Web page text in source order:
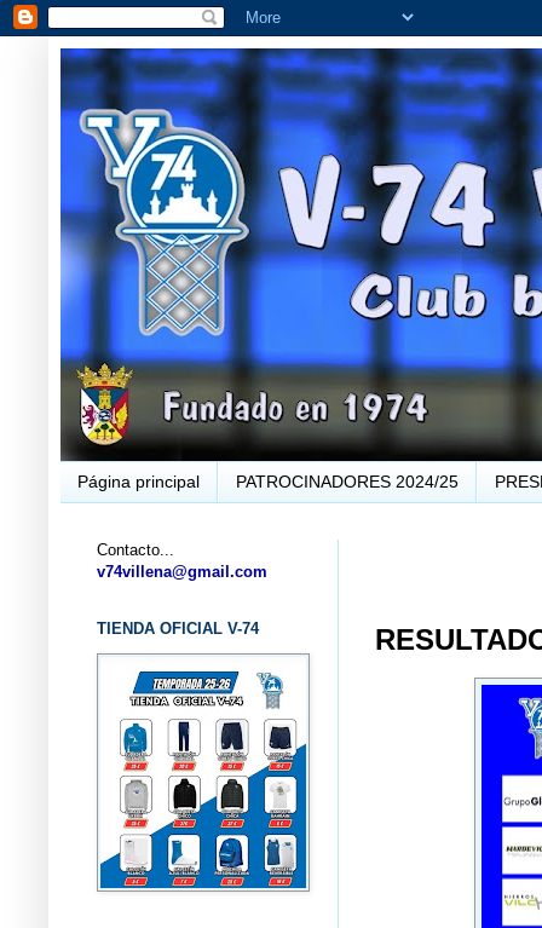
Página principal PATROCINADORES 2024/25
Contacto...
v74villena@gmail.com
TIENDA OFICIAL V-74